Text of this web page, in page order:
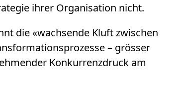
ihrer Organisation nicht.
die «wachsende Kluft zwischen
– grösser
Konkurrenzdruck am